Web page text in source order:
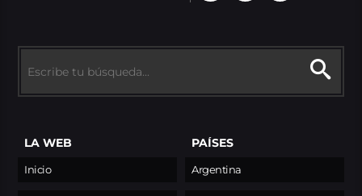
LA WEB
Inicio
PAÍSES
Argentina